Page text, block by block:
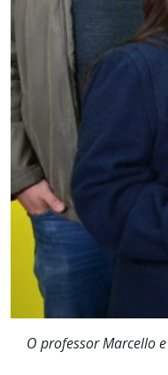
O professor Marcello